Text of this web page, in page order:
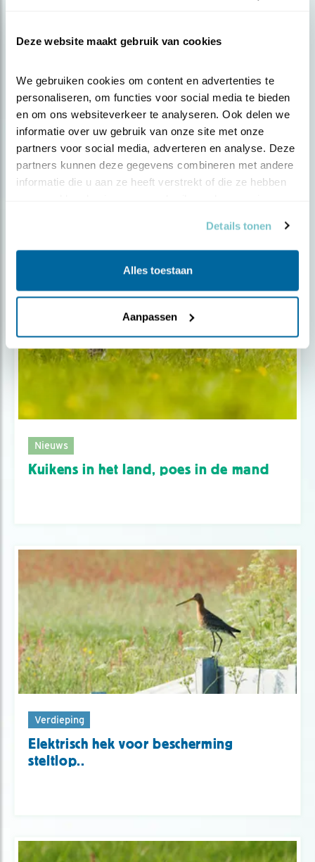
Deze website maakt gebruik van cookies
We gebruiken cookies om content en advertenties te
personaliseren, om functies voor social media te bieden
en om ons websiteverkeer te analyseren. Ook delen we
informatie over uw gebruik van onze site met onze
partners voor social media, adverteren en analyse. Deze
partners kunnen deze gegevens combineren met andere
informatie die u aan ze heeft verstrekt of die ze hebben
Details tonen
Alles toestaan
Aanpassen
Nieuws
Nieuws
Kuikens in het land, poes in de mand
Verdieping
Elektrisch hek voor bescherming
steltlop..